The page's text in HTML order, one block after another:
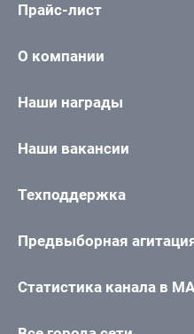
Прайс-лист
О компании
Наши награды
Наши вакансии
Техподдержка
Предвыборная
Статистика канала в